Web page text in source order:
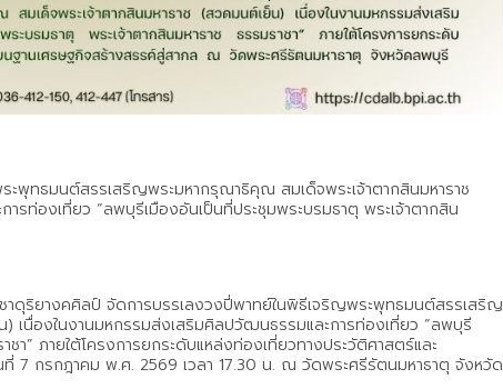
พุทธมนต์สรรเสริญพระมหากรุณาธิคุณ สมเด็จพระเจ้าตากสินมหาราช
ท่องเที่ยว “ลพบุรีเมืองอันเป็นที่ประชุมพระบรมธาตุ พระเจ้าตากสิน
ดุริยางคศิลป์ จัดการบรรเลงวงปี่พาทย์ในพิธีเจริญพระพุทธมนต์สรรเสริญ
เนื่องในงานมหกรรมส่งเสริมศิลปวัฒนธรรมและการท่องเที่ยว “ลพบุรี
า” ภายใต้โครงการยกระดับแหล่งท่องเที่ยวทางประวัติศาสตร์และ
7 กรกฎาคม พ.ศ. 2569 เวลา 17.30 น. ณ วัดพระศรีรัตนมหาธาตุ จังหวัด